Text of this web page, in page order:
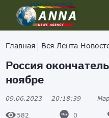
Главная Вся Лента
Россия
ноябре
09.06.2023 20:18:39
582 0